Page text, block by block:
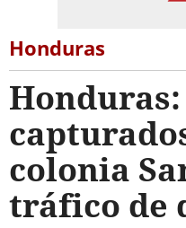
Honduras
colonia
tráfico de